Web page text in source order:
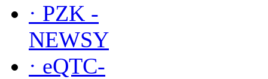
· PZK -
NEWSY
· eQTC-